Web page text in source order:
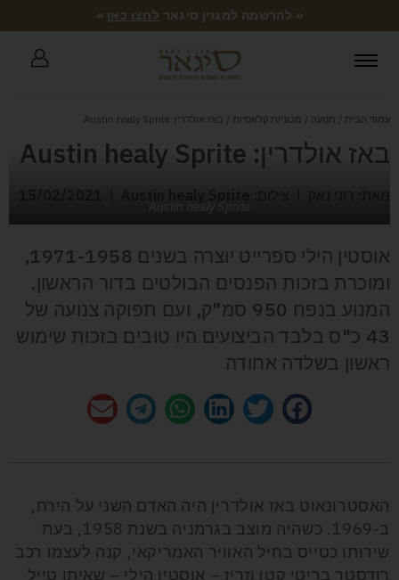
« להרשמה למגזין סיגאר לחצו כאן »
עמוד הבית / תנועה / מכוניות קלאסיות / באז אולדרין: Austin healy Sprite
באז אולדרין: Austin healy Sprite
Austin healy Sprite
אוסטין הילי ספרייט יוצרה בשנים 1971-1958,
ומוכרת בזכות הפנסים הבולטים בדור הראשון.
המנוע בנפח 950 סמ"ק, ועם תפוקה צנועה של
43 כ"ס בלבד הביצועים היו טובים בזכות שימוש
ראשון בשלדה אחודה
האסטרונאוט באז אולדרין היה האדם השני על הירח,
ב-1969. כשהיה מוצב בגרמניה בשנת 1958, בעת
שירותו כטייס בחיל האוויר האמריקאי, קנה לעצמו רכב
רודסטר בריטי קטן וזריז – אוסטין הילי – שאיתו טייל